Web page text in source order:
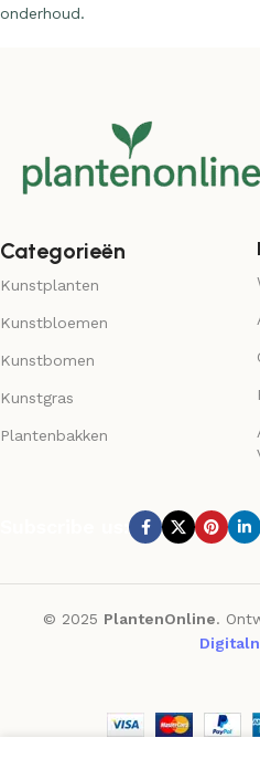
onderhoud.
Categorieën
Kunstplanten
Kunstbloemen
Kunstbomen
Kunstgras
Plantenbakken
© 2025 PlantenOnline.